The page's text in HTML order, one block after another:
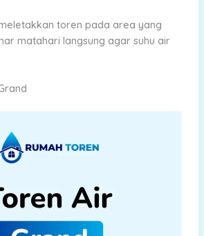
toren pada area yang
matahari langsung agar suhu air